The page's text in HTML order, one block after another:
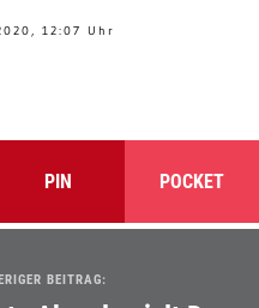
12:07 Uhr
PIN POCKET
BEITRAG: